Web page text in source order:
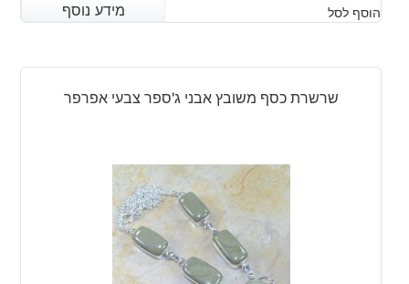
מידע נוסף הוסף לסל מידע נוסף
שרשרת כסף משובץ אבני ג'ספר צבעי אפרפר